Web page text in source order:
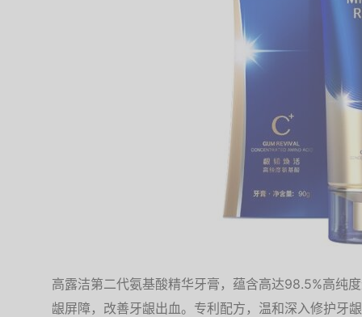
高露洁第二代氨基酸精华牙膏，蕴含高达98.5%高纯
龈屏障，改善牙龈出血。专利配方，温和深入修护牙